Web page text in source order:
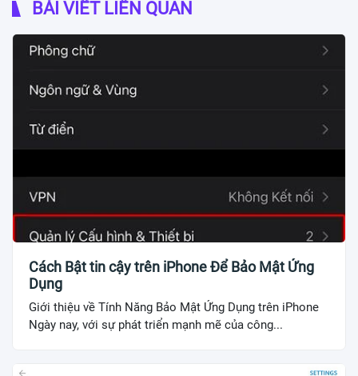
BÀI VIẾT LIÊN QUAN
Cách Bật tin cậy trên iPhone Để Bảo Mật Ứng
Dụng
Giới thiệu về Tính Năng Bảo Mật Ứng Dụng trên iPhone
Ngày nay, với sự phát triển mạnh mẽ của công...